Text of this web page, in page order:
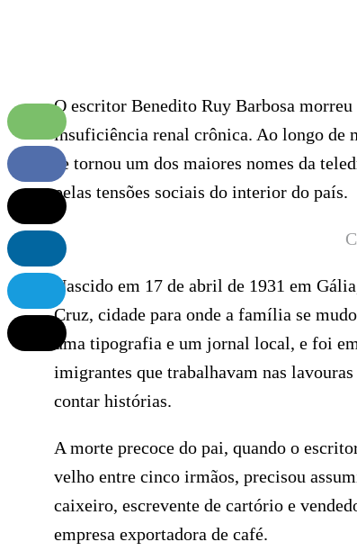
O escritor Benedito Ruy Barbosa
insuficiência renal crônica. Ao longo de
se tornou um dos maiores nomes da
pelas tensões sociais do interior do país.
Nascido em 17 de abril de 1931 em
Cruz, cidade para onde a família se
uma tipografia e um jornal local, e foi
imigrantes que trabalhavam nas
contar histórias.
A morte precoce do pai, quando o
velho entre cinco irmãos, precisou
caixeiro, escrevente de cartório e
empresa exportadora de café.